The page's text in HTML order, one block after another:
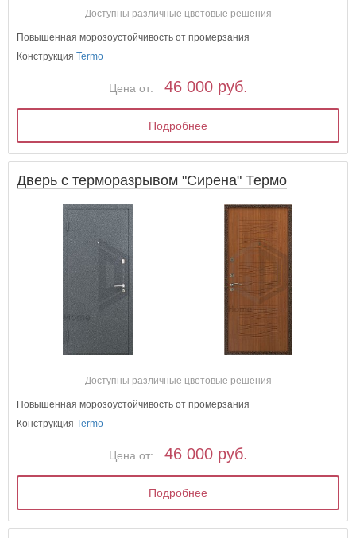
Доступны различные цветовые решения
Повышенная морозоустойчивость от промерзания
КонструкцияTermo
Цена от: 46 000 руб.
Подробнее
Дверь с терморазрывом "Сирена" Термо
Доступны различные цветовые решения
Повышенная морозоустойчивость от промерзания
КонструкцияTermo
Цена от: 46 000 руб.
Подробнее